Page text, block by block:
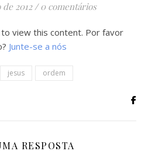
2012 / 0 comentários
view this content. Por favor
Junte-se a nós
jesus ordem
RESPOSTA